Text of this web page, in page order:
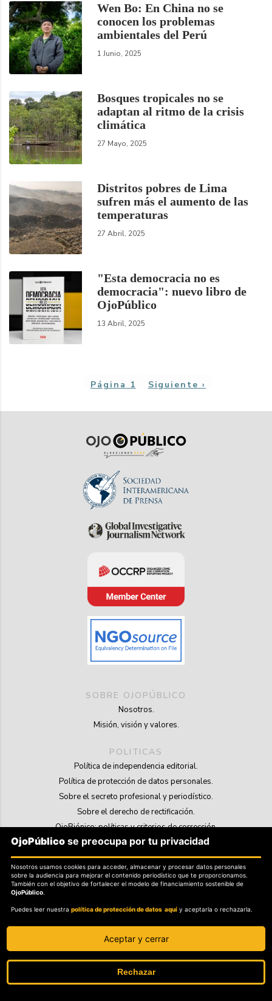
Wen Bo: En China no se
conocen los problemas
ambientales del Perú
1 Junio, 2025
Bosques tropicales no se
adaptan al ritmo de la crisis
climática
27 Mayo, 2025
Distritos pobres de Lima
sufren más el aumento de las
temperaturas
27 Abril, 2025
"Esta democracia no es
democracia": nuevo libro de
OjoPúblico
13 Abril, 2025
Página 1 Siguiente
página
Siguiente ›
SOBRE OJOPÚBLICO
Nosotros.
Misión, visión y valores.
POLITICAS
Política de independencia editorial.
Política de protección de datos personales.
Sobre el secreto profesional y periodístico.
Sobre el derecho de rectificación.
OjoBiónico: políticas y criterios de corrección.
Sobre libertad de información frente a pedidos de retiro de contenidos.
SOSTENIBILIDAD
La Tienda de OjoPúblico.
OjoLab.
OjoPúblico se preocupa por tu privacidad
Nosotros usamos cookies para acceder, almacenar y procesar datos personales
sobre la audiencia para mejorar el contenido periodístico que te proporcionamos.
También con el objetivo de fortalecer el modelo de financiamiento sostenible de
OjoPúblico.
Puedes leer nuestrapolítica de protección de datos aquí y aceptarla o rechazarla.
Aceptar y cerrar
Rechazar